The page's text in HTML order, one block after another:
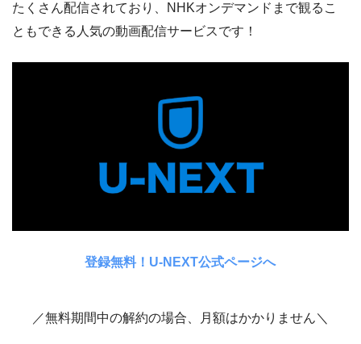
たくさん配信されており、NHKオンデマンドまで観るこ
ともできる人気の動画配信サービスです！
登録無料！U-NEXT公式ページへ
／無料期間中の解約の場合、月額はかかりません＼